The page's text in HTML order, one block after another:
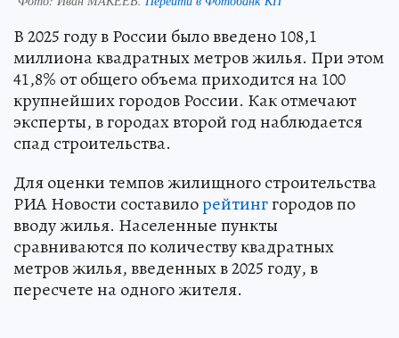
В 2025 году в России было введено 108,1
миллиона квадратных метров жилья. При этом
41,8% от общего объема приходится на 100
крупнейших городов России. Как отмечают
эксперты, в городах второй год наблюдается
спад строительства.
Для оценки темпов жилищного строительства
РИА Новости составилорейтинггородов по
вводу жилья. Населенные пункты
сравниваются по количеству квадратных
метров жилья, введенных в 2025 году, в
пересчете на одного жителя.